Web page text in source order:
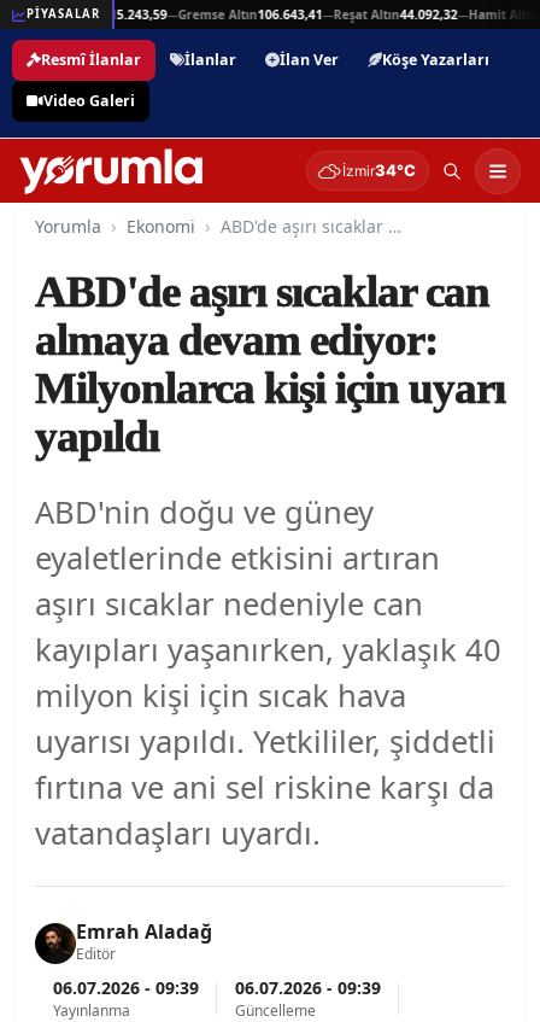
PİYASALAR
—Beşli Altın215.243,59—Gremse Altın106.643,41—Reşat Altın44.092,32—Hamit Altın
Resmî İlanlar İlanlar İlan Ver
Köşe Yazarları
Video Galeri
İzmir34°C
Yorumla Ekonomi ABD'de aşırı sıcaklar can almaya devam ediyor: Milyonlarca kişi için uyarı yapıldı
ABD'de aşırı sıcaklar can
almaya devam ediyor:
Milyonlarca kişi için uyarı
yapıldı
ABD'nin doğu ve güney
eyaletlerinde etkisini artıran
aşırı sıcaklar nedeniyle can
kayıpları yaşanırken, yaklaşık 40
milyon kişi için sıcak hava
uyarısı yapıldı. Yetkililer, şiddetli
fırtına ve ani sel riskine karşı da
vatandaşları uyardı.
Emrah Aladağ
Editör
06.07.2026 - 09:39
Yayınlanma
06.07.2026 - 09:39
Güncelleme